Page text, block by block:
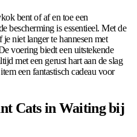
bent of af en toe een
bescherming is essentieel. Met de
niet langer te hannesen met
voering biedt een uitstekende
met een gerust hart aan de slag
een fantastisch cadeau voor
Cats in Waiting bij